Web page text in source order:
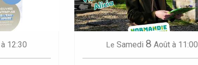
à 12:30 Le Samedi 8 Août à 11:00